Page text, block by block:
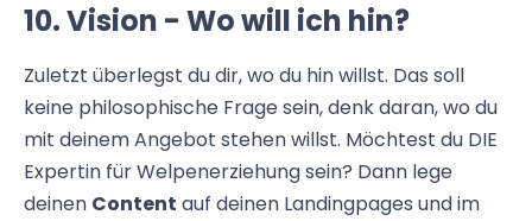
10. Vision - Wo will ich hin?
Zuletzt überlegst du dir, wo du hin willst. Das soll
keine philosophische Frage sein, denk daran, wo du
mit deinem Angebot stehen willst. Möchtest du DIE
Expertin für Welpenerziehung sein? Dann lege
deinen Content auf deinen Landingpages und im